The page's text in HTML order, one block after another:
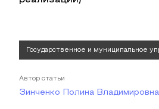
Государственное и муниципальное
Автор статьи
Зинченко Полина Владимировна